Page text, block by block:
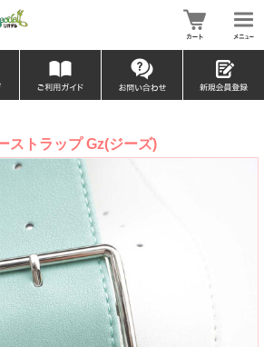
ストラップ Gz(ジーズ)